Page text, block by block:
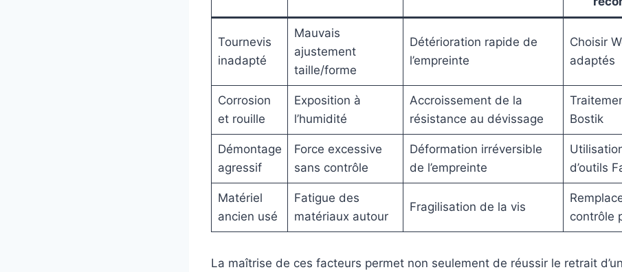
Tournevis
inadapté
Mauvais
ajustement
taille/forme
Détérioration rapide de
l’empreinte
Choisir
adaptés
Corrosion
et rouille
Exposition à
l’humidité
Accroissement de la
résistance au dévissage
Bostik
Démontage
agressif
Force excessive
sans contrôle
Déformation irréversible
de l’empreinte
d’outils
Matériel
ancien usé
Fatigue des
matériaux autour
Fragilisation de la vis
contrôle
La maîtrise de ces facteurs permet non seulement de réussir le retrait